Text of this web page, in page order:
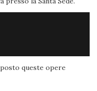
queste opere